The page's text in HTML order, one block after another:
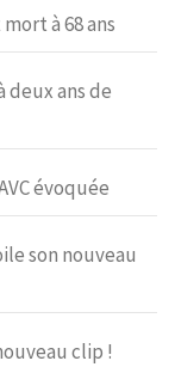
à 68 ans
deux ans de
évoquée
son nouveau
clip !